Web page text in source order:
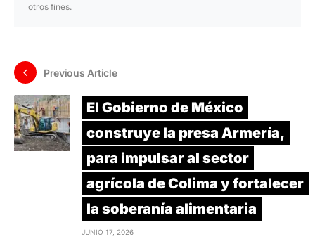
otros fines.
Previous Article
El Gobierno de México
construye la presa Armería,
para impulsar al sector
agrícola de Colima y fortalecer
la soberanía alimentaria
JUNIO 17, 2026